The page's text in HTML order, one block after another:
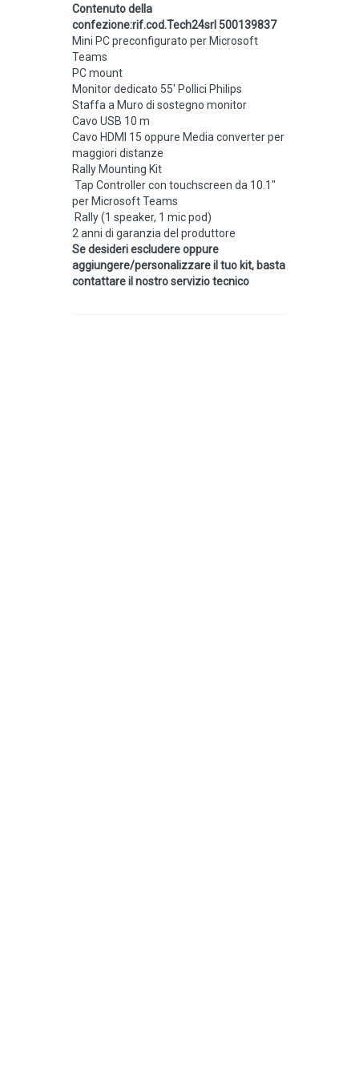
Contenuto della
confezione:rif.cod.Tech24srl 500139837
Mini PC preconfigurato per Microsoft
Teams
PC mount
Monitor dedicato 55′ Pollici Philips
Staffa a Muro di sostegno monitor
Cavo USB 10 m
Cavo HDMI 15 oppure Media converter per
maggiori distanze
Rally Mounting Kit
Tap Controller con touchscreen da 10.1″
per Microsoft Teams
Rally (1 speaker, 1 mic pod)
2 anni di garanzia del produttore
Se desideri escludere oppure
aggiungere/personalizzare il tuo kit, basta
contattare il nostro servizio tecnico